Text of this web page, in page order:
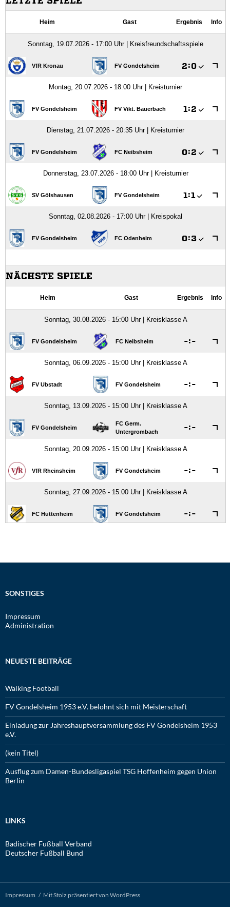
SONSTIGES
Impressum
Administration
NEUESTE BEITRÄGE
Walking Football
FV Gondelsheim 1953 e.V. belohnt sich mit Meisterschaft
Einladung zur Jahreshauptversammlung des FV Gondelsheim 1953
e.V.
(kein Titel)
Ausflug zum Damen-Bundesligaspiel TSG Hoffenheim gegen Union
Berlin
LINKS
Badischer Fußball Verband
Deutscher Fußball Bund
Impressum Mit Stolz präsentiert von WordPress